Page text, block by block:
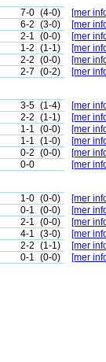
7-0 (4-0)
[mer
6-2 (3-0)
[mer
2-1 (0-0)
[mer
1-2 (1-1)
[mer
2-2 (0-0)
[mer
2-7 (0-2) [mer
3-5 (1-4)
[mer
2-2 (1-1)
[mer
1-1 (0-0)
[mer
1-1 (1-0)
[mer
0-2 (0-0)
[mer
0-0 [mer
1-0 (0-0)
[mer
0-1 (0-0)
[mer
2-1 (0-0)
[mer
4-1 (3-0)
[mer
2-2 (1-1)
[mer
0-1 (0-0) [mer